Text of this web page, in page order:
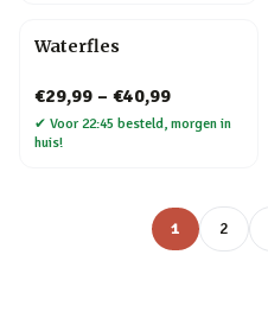
Waterfles
€29,99 – €40,99
✔ Voor 22:45 besteld, morgen in
huis!
1 2